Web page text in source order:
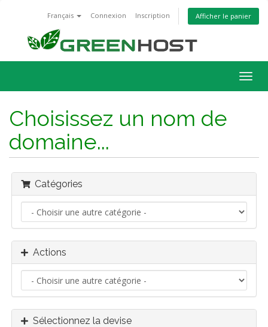
Français Connexion Inscription Afficher le panier
la
Choisissez un nom de
domaine...
Catégories
Actions
Sélectionnez la devise